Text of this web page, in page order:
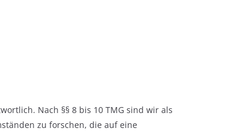
Nach §§ 8 bis 10 TMG sind wir als
zu forschen, die auf eine